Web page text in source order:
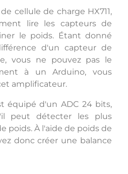
cellule de charge HX711,
lire les capteurs de
le poids. Étant donné
d'un capteur de
vous ne pouvez pas le
à un Arduino, vous
amplificateur.
équipé d'un ADC 24 bits,
peut détecter les plus
poids. À l'aide de poids de
donc créer une balance